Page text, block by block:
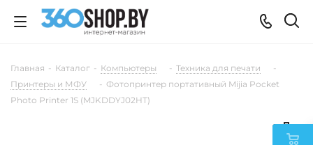
Главная - Каталог - Компьютеры - Техника для печати
-
Принтеры и МФУ
- Фотопринтер портативный Mijia Pocket
Photo Printer 1S (MJKDDYJ02HT)